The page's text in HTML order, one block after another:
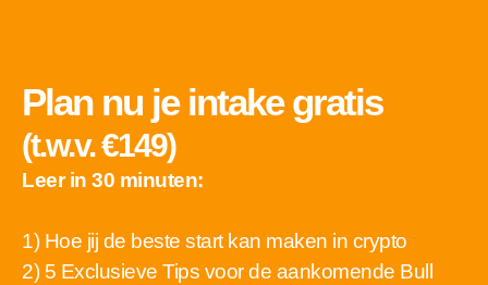
Plan nu je intake gratis
(t.w.v. €149)
Leer in 30 minuten:
1) Hoe jij de beste start kan maken in crypto
2) 5 Exclusieve Tips voor de aankomende Bull